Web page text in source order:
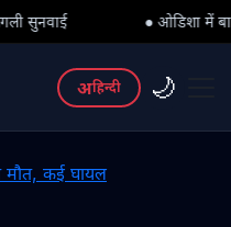
● ओडिशा में बाढ़ का कहर: क्या पीड़ितों
अहिन्दी 🌙